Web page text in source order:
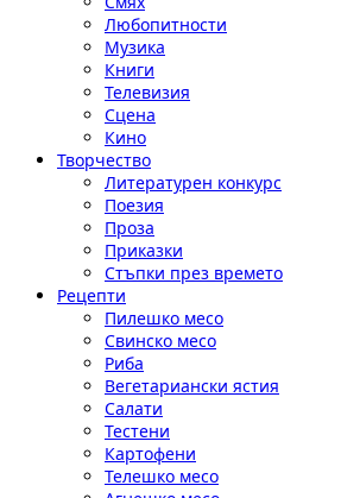
Любопитности
Музика
Книги
Телевизия
Сцена
Кино
Творчество
Литературен конкурс
Поезия
Проза
Приказки
Стъпки през времето
Рецепти
Пилешко месо
Свинско месо
Риба
Вегетариански ястия
Салати
Тестени
Картофени
Телешко месо